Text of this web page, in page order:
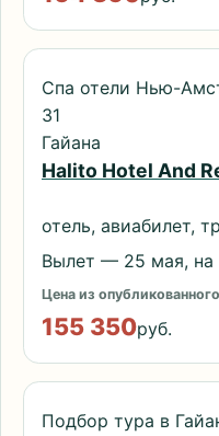
Спа отели Нью-
31
Гайана
Halito Hotel And
отель, авиабилет,
Вылет — 25 мая, на
Цена из
155 350руб.
Подбор тура в